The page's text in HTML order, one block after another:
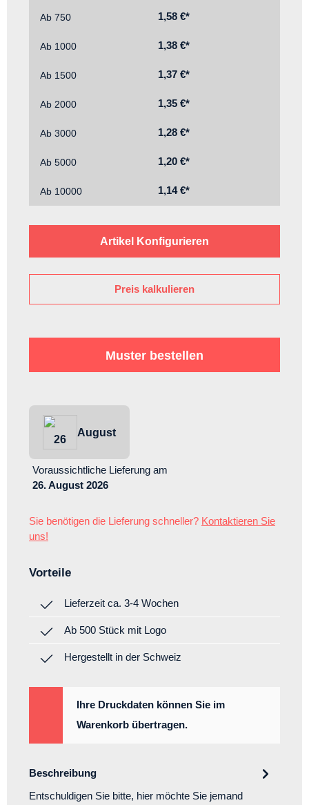
Ab 750 1,58 €*
Ab 1000 1,38 €*
Ab 1500 1,37 €*
Ab 2000 1,35 €*
Ab 3000 1,28 €*
Ab 5000 1,20 €*
Ab 10000 1,14 €*
Artikel Konfigurieren
Preis kalkulieren
Muster bestellen
26
August
Voraussichtliche Lieferung am
26. August 2026
Sie benötigen die Lieferung schneller? Kontaktieren Sie
uns!
Vorteile
Lieferzeit ca. 3-4 Wochen
Ab 500 Stück mit Logo
Hergestellt in der Schweiz
Ihre Druckdaten können Sie im
Warenkorb übertragen.
Beschreibung
Entschuldigen Sie bitte, hier möchte Sie jemand